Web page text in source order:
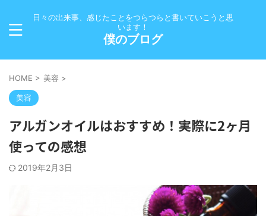
日々の出来事、感じたことをつらつらと書いていこうと思
います！
僕のブログ
HOME > 美容 >
美容
アルガンオイルはおすすめ！実際に2ヶ月
使っての感想
2019年2月3日